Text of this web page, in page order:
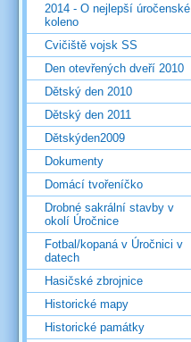
2014 - O nejlepší úročenské
koleno
Cvičiště vojsk SS
Den otevřených dveří 2010
Dětský den 2010
Dětský den 2011
Dětskýden2009
Dokumenty
Domácí tvořeníčko
Drobné sakrální stavby v
okolí Úročnice
Fotbal/kopaná v Úročnici v
datech
Hasičské zbrojnice
Historické mapy
Historické památky